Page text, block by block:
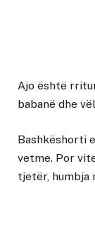
Ajo është
babanë dhe
Bashkëshorti
vetme. Por
tjetër, humbja